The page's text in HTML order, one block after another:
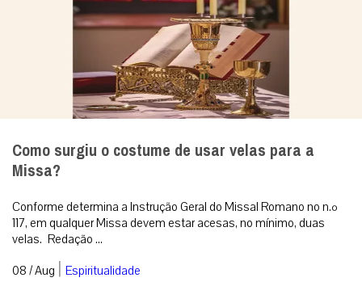
Uma língua que ninguém entende
A crise da linguagem moderna é, no fundo e na raiz, uma crise
estritamente espiritual. [caption id=”attachment_342989″
align=”aligncenter” width...
08 / Aug |Análise